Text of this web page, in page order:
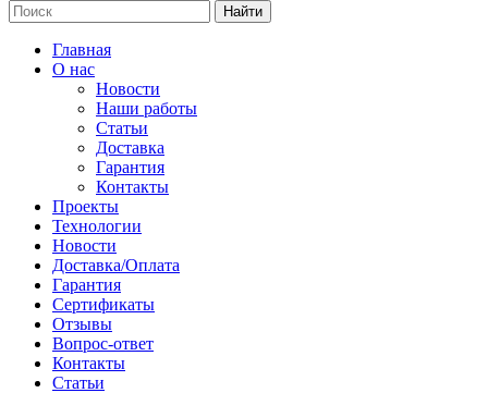
Найти
Главная
О нас
Новости
Наши работы
Статьи
Доставка
Гарантия
Контакты
Проекты
Технологии
Новости
Доставка/Оплата
Гарантия
Сертификаты
Отзывы
Вопрос-ответ
Контакты
Статьи